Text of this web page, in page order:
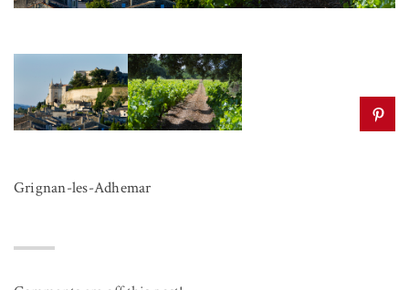
Grignan-les-Adhemar